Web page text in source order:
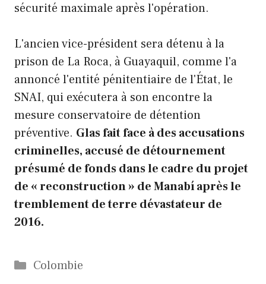
sécurité maximale après l'opération.
L'ancien vice-président sera détenu à la
prison de La Roca, à Guayaquil, comme l'a
annoncé l'entité pénitentiaire de l'État, le
SNAI, qui exécutera à son encontre la
mesure conservatoire de détention
préventive. Glas fait face à des accusations
criminelles, accusé de détournement
présumé de fonds dans le cadre du projet
de « reconstruction » de Manabí après le
tremblement de terre dévastateur de
2016.
Catégories
Colombie